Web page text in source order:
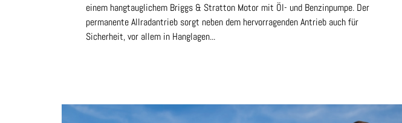
einem hangtauglichem Briggs & Stratton Motor mit Öl- und Benzinpumpe. Der
permanente Allradantrieb sorgt neben dem hervorragenden Antrieb auch für
Sicherheit, vor allem in Hanglagen...